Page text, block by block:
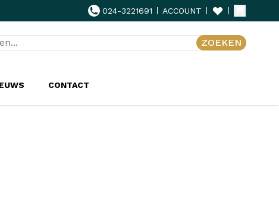
024-3221691 ACCOUNT
ZOEKEN
CONTACT